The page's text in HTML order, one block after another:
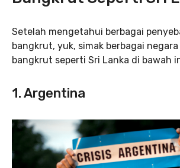
Setelah mengetahui berbagai
bangkrut, yuk, simak berbagai
bangkrut seperti Sri Lanka di bawah
1. Argentina